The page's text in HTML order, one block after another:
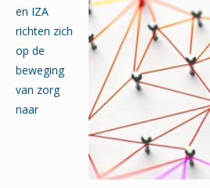
en IZA
richten zich
op de
beweging
van zorg
naar